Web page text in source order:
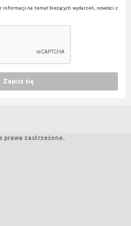
informacji na temat bieżących wydarzeń, nowości z
prawa zastrzeżone.